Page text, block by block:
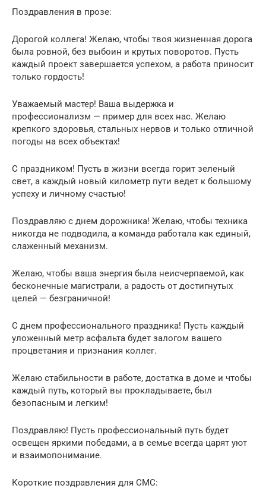
Поздравления в прозе:
Дорогой коллега! Желаю, чтобы твоя жизненная дорога
была ровной, без выбоин и крутых поворотов. Пусть
каждый проект завершается успехом, а работа приносит
только гордость!
Уважаемый мастер! Ваша выдержка и
профессионализм — пример для всех нас. Желаю
крепкого здоровья, стальных нервов и только отличной
погоды на всех объектах!
С праздником! Пусть в жизни всегда горит зеленый
свет, а каждый новый километр пути ведет к большому
успеху и личному счастью!
Поздравляю с днем дорожника! Желаю, чтобы техника
никогда не подводила, а команда работала как единый,
слаженный механизм.
Желаю, чтобы ваша энергия была неисчерпаемой, как
бесконечные магистрали, а радость от достигнутых
целей — безграничной!
С днем профессионального праздника! Пусть каждый
уложенный метр асфальта будет залогом вашего
процветания и признания коллег.
Желаю стабильности в работе, достатка в доме и чтобы
каждый путь, который вы прокладываете, был
безопасным и легким!
Поздравляю! Пусть профессиональный путь будет
освещен яркими победами, а в семье всегда царят уют
и взаимопонимание.
Короткие поздравления для СМС: